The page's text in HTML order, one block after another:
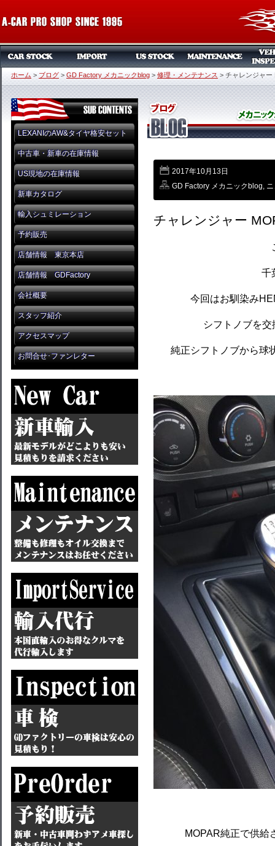
ホーム > ブログ > GD Factory メカニックblog > 修理・メンテナンス > チャレンジャー
LEXANIのAW&タイヤ格安セット
中古車・新車の在庫情報
US現地の在庫情報
新車カタログ
輸入シュミレーション
予約販売
店舗情報 東京本店
店舗情報 GDFactory
会社概要
スタッフ紹介
アクセスマップ
お問合せ･ファンレター
2017年10月13日
GD Factory メカニックblog,
チャレンジャー
千
今回はお馴染み
シフトノブを交
純正シフトノブから球
MOPAR純正で供給